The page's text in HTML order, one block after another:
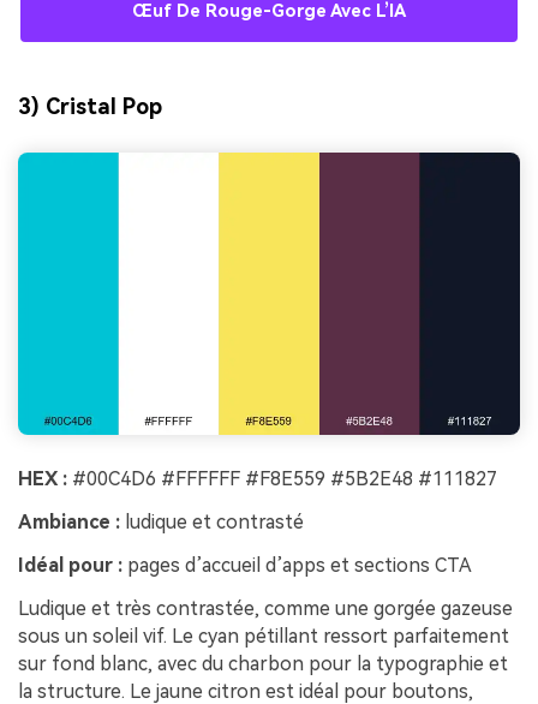
Œuf De Rouge-Gorge Avec L’IA
3) Cristal Pop
HEX : #00C4D6 #FFFFFF #F8E559 #5B2E48 #111827
Ambiance : ludique et contrasté
Idéal pour : pages d’accueil d’apps et sections CTA
Ludique et très contrastée, comme une gorgée gazeuse
sous un soleil vif. Le cyan pétillant ressort parfaitement
sur fond blanc, avec du charbon pour la typographie et
la structure. Le jaune citron est idéal pour boutons,